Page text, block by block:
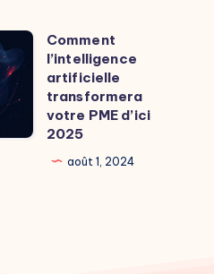
Comment
l’intelligence
artificielle
transformera
votre PME d’ici
2025
août 1, 2024